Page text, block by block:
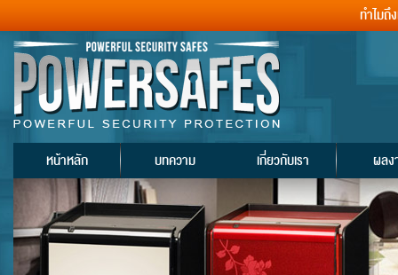
ทำไมถึ
หน้าหลัก บทความ เกี่ยวกับเรา ผลง